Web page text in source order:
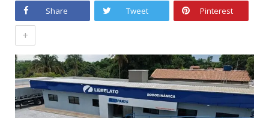
Share Tweet Pinterest
+